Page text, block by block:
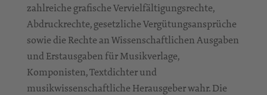
zahlreiche grafische Vervielfältigungsrechte,
Abdruckrechte, gesetzliche Vergütungsansprüche
sowie die Rechte an Wissenschaftlichen Ausgaben
und Erstausgaben für Musikverlage,
Komponisten, Textdichter und
musikwissenschaftliche Herausgeber wahr. Die